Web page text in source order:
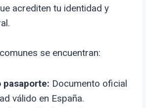
acrediten tu identidad y
se encuentran:
pasaporte: Documento oficial
válido en España.